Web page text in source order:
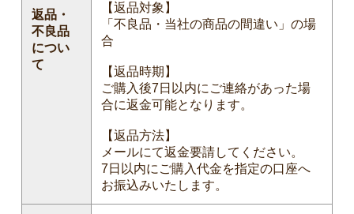
返品・
不良品
につい
て
【返品対象】
「不良品・当社の商品の間違い」の場
合
【返品時期】
ご購入後7日以内にご連絡があった場
合に返金可能となります。
【返品方法】
メールにて返金要請してください。
7日以内にご購入代金を指定の口座へ
お振込みいたします。